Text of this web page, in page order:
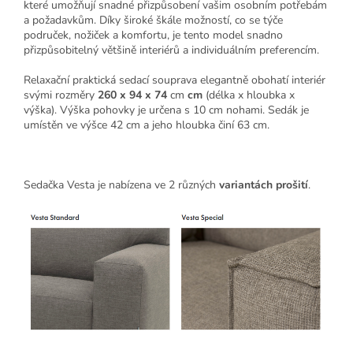
které umožňují snadné přizpůsobení vašim osobním potřebám
a požadavkům. Díky široké škále možností, co se týče
područek, nožiček a komfortu, je tento model snadno
přizpůsobitelný většině interiérů a individuálním preferencím.
Relaxační praktická sedací souprava elegantně obohatí interiér
svými rozměry 260 x 94 x 74 cm cm (délka x hloubka x
výška). Výška pohovky je určena s 10 cm nohami. Sedák je
umístěn ve výšce 42 cm a jeho hloubka činí 63 cm.
Sedačka Vesta je nabízena ve 2 různých variantách prošití.